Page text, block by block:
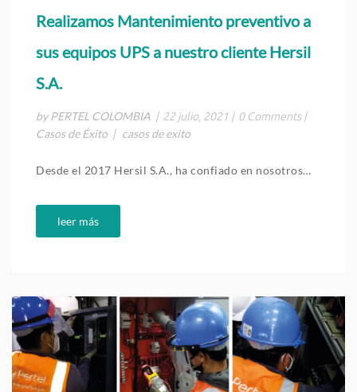
Realizamos Mantenimiento preventivo a
sus equipos UPS a nuestro cliente Hersil
S.A.
by PERTEL COLOMBIA | 22 julio, 2021 | 0 Comments |
Casos de Éxito | casos de exito
Desde el 2017 Hersil S.A., ha confiado en nosotros…
leer más